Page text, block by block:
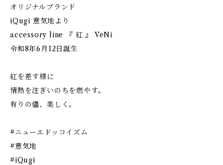
オリジナルブランド
iQugi 意気地より
accessory line 『 紅 』 VeNi
令和8年6月12日誕生
紅を差す様に
情熱を注ぎいのちを燃やす。
有りの儘、美しく。
#ニューエドッコイズム
#意気地
#iQugi